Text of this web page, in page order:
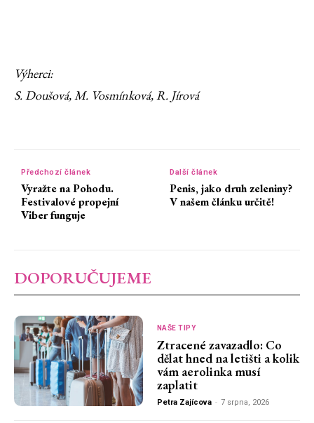
Výherci:
S. Doušová, M. Vosmínková, R. Jírová
Předchozí článek
Vyražte na Pohodu.
Festivalové propejní
Viber funguje
Další článek
Penis, jako druh zeleniny?
V našem článku určitě!
DOPORUČUJEME
NAŠE TIPY
Ztracené zavazadlo: Co
dělat hned na letišti a kolik
vám aerolinka musí
zaplatit
Petra Zajícova - 7 srpna, 2026